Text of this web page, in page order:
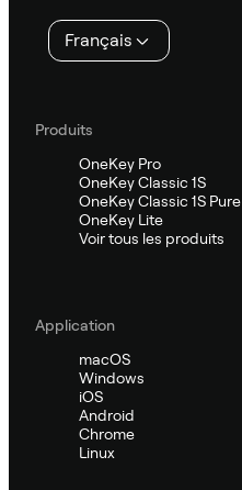
page
Français
Produits
OneKey Pro
OneKey Classic 1S
OneKey Classic 1S Pure
OneKey Lite
Voir tous les produits
Application
macOS
Windows
iOS
Android
Chrome
Linux